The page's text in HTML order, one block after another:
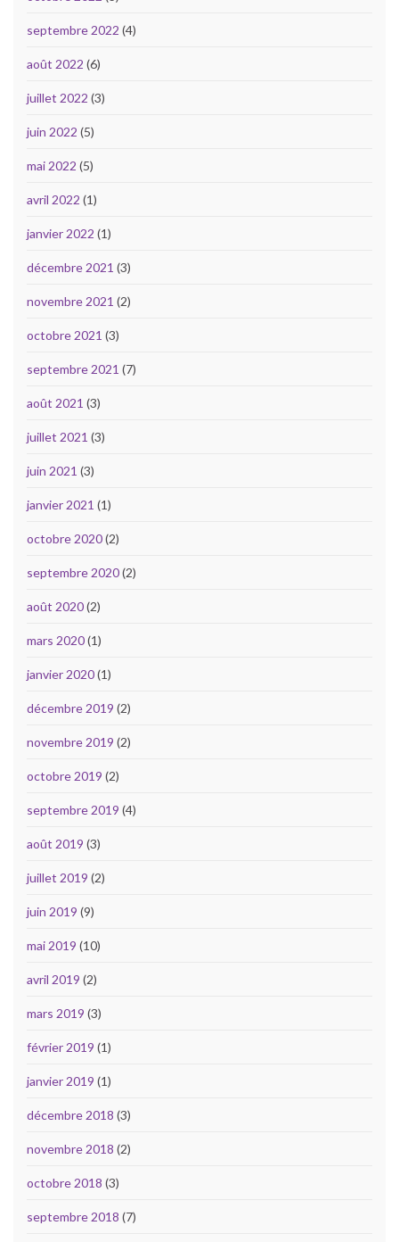
septembre 2022 (4)
août 2022 (6)
juillet 2022 (3)
juin 2022 (5)
mai 2022 (5)
avril 2022 (1)
janvier 2022 (1)
décembre 2021 (3)
novembre 2021 (2)
octobre 2021 (3)
septembre 2021 (7)
août 2021 (3)
juillet 2021 (3)
juin 2021 (3)
janvier 2021 (1)
octobre 2020(2)
septembre 2020(2)
août 2020(2)
mars 2020(1)
janvier 2020(1)
décembre 2019 (2)
novembre 2019 (2)
octobre 2019 (2)
septembre 2019 (4)
août 2019 (3)
juillet 2019 (2)
juin 2019 (9)
mai 2019 (10)
avril 2019 (2)
mars 2019 (3)
février 2019 (1)
janvier 2019 (1)
décembre 2018 (3)
novembre 2018 (2)
octobre 2018 (3)
septembre 2018 (7)